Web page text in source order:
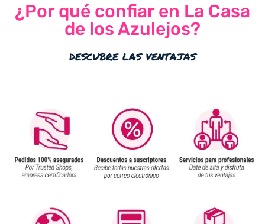
¿Por qué confiar en La Casa
de los Azulejos?
descubre las ventajas